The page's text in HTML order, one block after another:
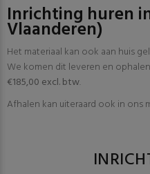
Inrichting huren
Vlaanderen)
Het materiaal kan ook aan huis
We komen dit leveren en
€185,00 excl. btw.
Afhalen kan uiteraard ook in ons